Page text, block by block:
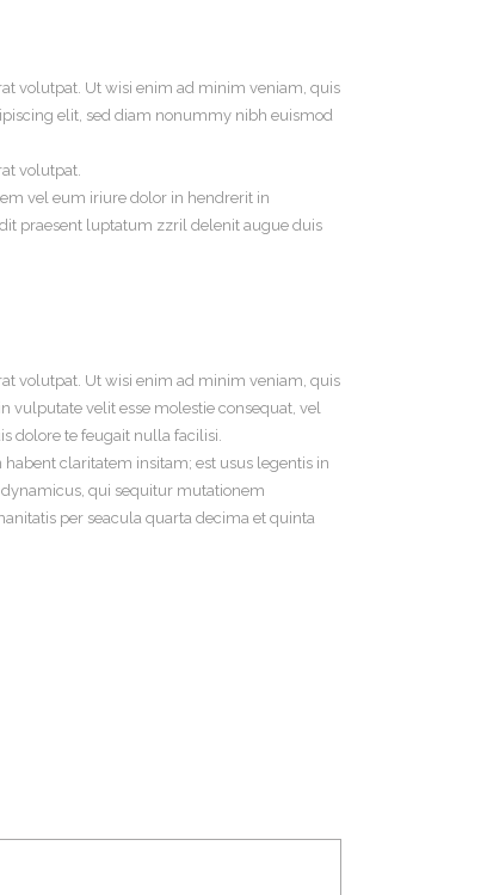
volutpat. Ut wisi enim ad minim veniam, quis
elit, sed diam nonummy nibh euismod
volutpat.
vel eum iriure dolor in hendrerit in
praesent luptatum zzril delenit augue duis
volutpat. Ut wisi enim ad minim veniam, quis
vulputate velit esse molestie consequat, vel
dolore te feugait nulla facilisi.
claritatem insitam; est usus legentis in
qui sequitur mutationem
per seacula quarta decima et quinta